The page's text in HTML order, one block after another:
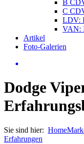
B
C
LDV:
VAN:
Artikel
Foto-Galerien
Dodge
Sie sind hier: Home
Erfahrungen